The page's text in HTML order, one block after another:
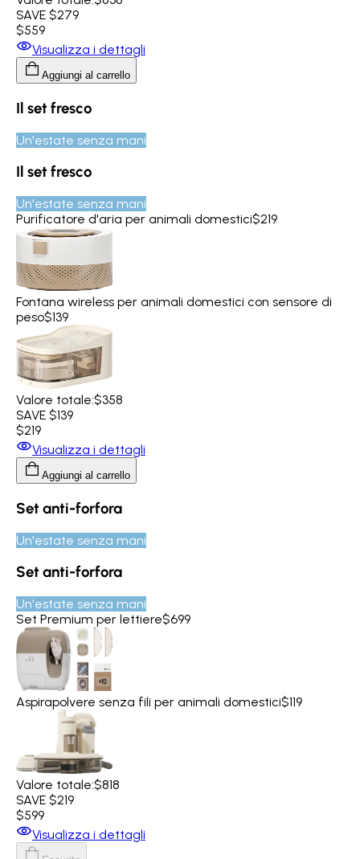
SAVE $279
$559
Visualizza i dettagli
Aggiungi al carrello
Il set fresco
Un'estate senza mani
Il set fresco
Un'estate senza mani
Purificatore d'aria per animali domestici$219
Fontana wireless per animali domestici con sensore di
peso$139
Valore totale:$358
SAVE $139
$219
Visualizza i dettagli
Aggiungi al carrello
Set anti-forfora
Un'estate senza mani
Set anti-forfora
Un'estate senza mani
Set Premium per lettiere$699
Aspirapolvere senza fili per animali domestici$119
Valore totale:$818
SAVE $219
$599
Visualizza i dettagli